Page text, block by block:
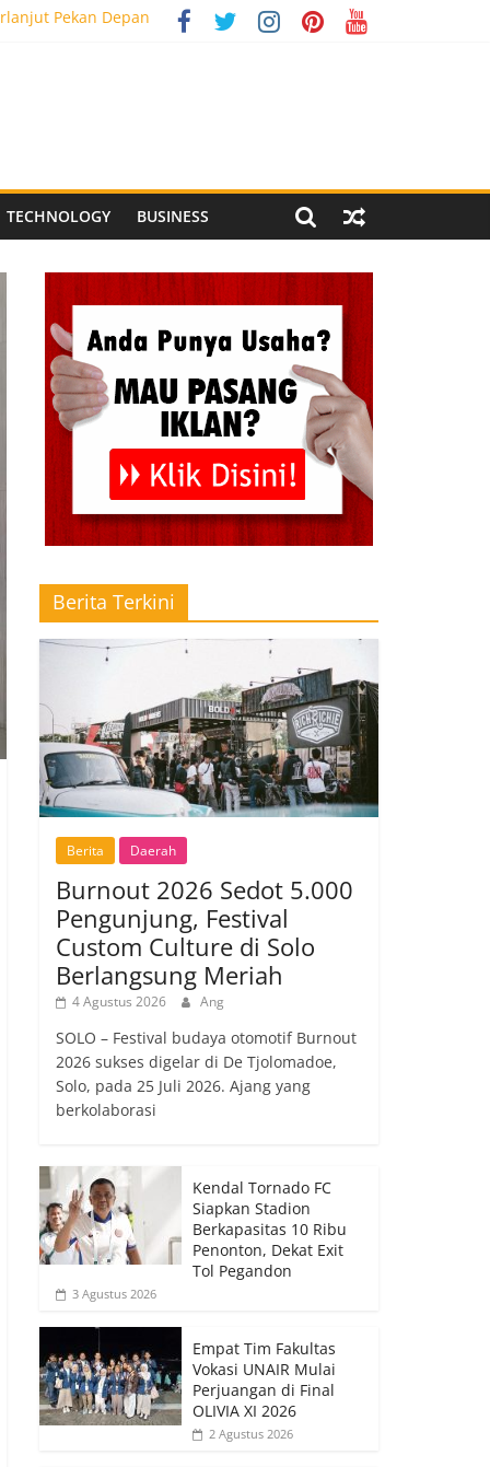
Pekan Depan
TECHNOLOGY BUSINESS
Berita Terkini
Berita Daerah
Burnout 2026 Sedot 5.000
Pengunjung, Festival
Custom Culture di Solo
Berlangsung Meriah
4 Agustus 2026 Ang
SOLO – Festival budaya otomotif Burnout
2026 sukses digelar di De Tjolomadoe,
Solo, pada 25 Juli 2026. Ajang yang
berkolaborasi
Kendal Tornado FC
Siapkan Stadion
Berkapasitas 10 Ribu
Penonton, Dekat Exit
Tol Pegandon
3 Agustus 2026
Empat Tim Fakultas
Vokasi UNAIR Mulai
Perjuangan di Final
OLIVIA XI 2026
2 Agustus 2026